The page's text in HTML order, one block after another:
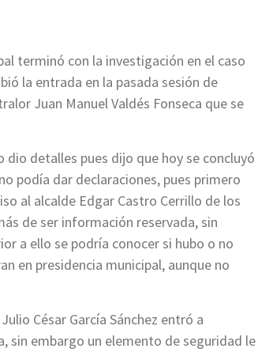
terminó con la investigación en el caso
la entrada en la pasada sesión de
Juan Manuel Valdés Fonseca que se
dio detalles pues dijo que hoy se concluyó
podía dar declaraciones, pues primero
al alcalde Edgar Castro Cerrillo de los
de ser información reservada, sin
a ello se podría conocer si hubo o no
en presidencia municipal, aunque no
César García Sánchez entró a
sin embargo un elemento de seguridad le